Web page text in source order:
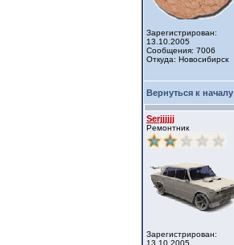
Зарегистрирован:
13.10.2005
Сообщения: 7006
Откуда: Новосибирск
Вернуться к началу
Serjjjjjj
Ремонтник
Зарегистрирован:
13.10.2005